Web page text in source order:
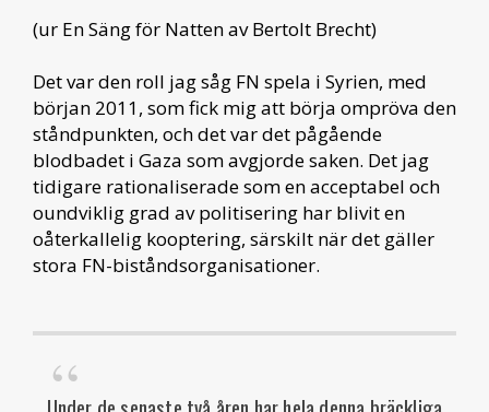
(ur En Säng för Natten av Bertolt Brecht)
Det var den roll jag såg FN spela i Syrien, med
början 2011, som fick mig att börja ompröva den
ståndpunkten, och det var det pågående
blodbadet i Gaza som avgjorde saken. Det jag
tidigare rationaliserade som en acceptabel och
oundviklig grad av politisering har blivit en
oåterkallelig kooptering, särskilt när det gäller
stora FN-biståndsorganisationer.